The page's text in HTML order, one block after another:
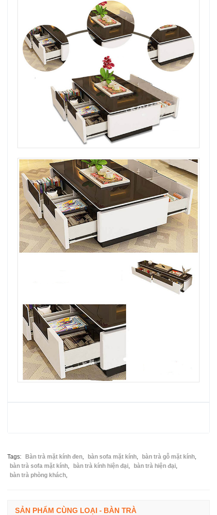
Tags: Bàn trà mặt kính đen bàn sofa mặt kính bàn trà gỗ mặt kính
bàn trà sofa mặt kính
bàn trà kính hiện đại bàn trà hiện đại
bàn trà phòng khách
SẢN PHẨM CÙNG LOẠI - BÀN TRÀ